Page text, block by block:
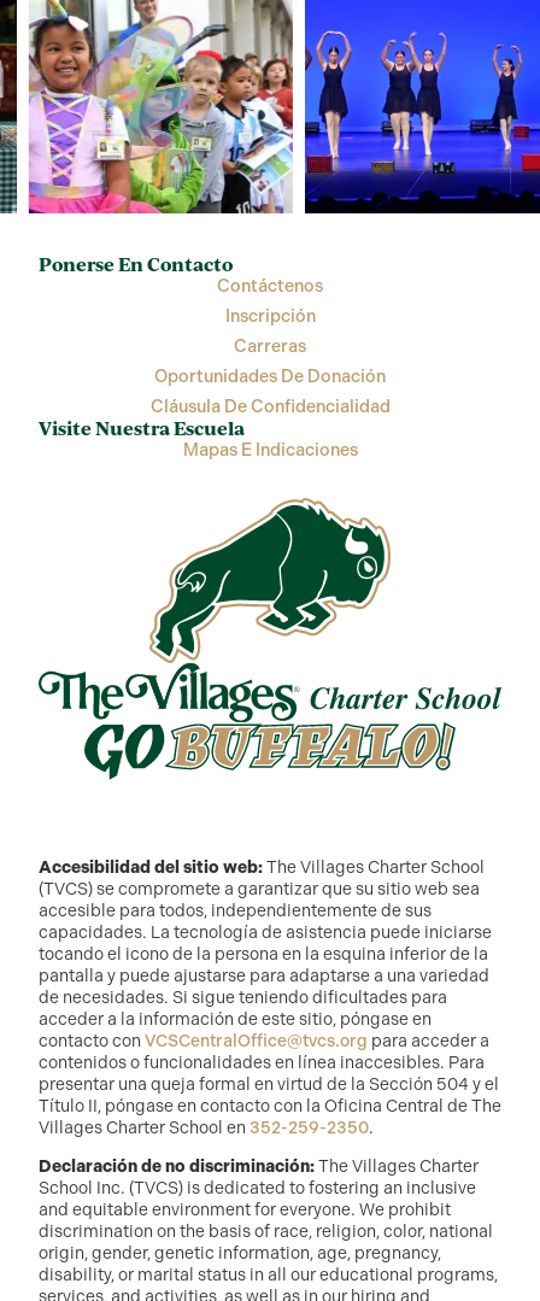
Ponerse En Contacto
Contáctenos
Inscripción
Carreras
Oportunidades De Donación
Cláusula De Confidencialidad
Visite Nuestra Escuela
Mapas E Indicaciones
Accesibilidad del sitio web:The Villages Charter School
(TVCS) se compromete a garantizar que su sitio web sea
accesible para todos, independientemente de sus
capacidades. La tecnología de asistencia puede iniciarse
tocando el icono de la persona en la esquina inferior de la
pantalla y puede ajustarse para adaptarse a una variedad
de necesidades. Si sigue teniendo dificultades para
acceder a la información de este sitio, póngase en
contacto con VCSCentralOffice@tvcs.org para acceder a
contenidos o funcionalidades en línea inaccesibles. Para
presentar una queja formal en virtud de la Sección 504 y el
Título II, póngase en contacto con la Oficina Central de The
Villages Charter School en 352-259-2350.
Declaración de no discriminación:The Villages Charter
School Inc. (TVCS) is dedicated to fostering an inclusive
and equitable environment for everyone. We prohibit
discrimination on the basis of race, religion, color, national
origin, gender, genetic information, age, pregnancy,
disability, or marital status in all our educational programs,